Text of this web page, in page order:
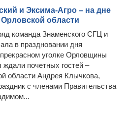
и Эксима-Агро – на дне
области
команда Знаменского СГЦ и
в праздновании дня
уголке Орловщины
почетных гостей –
области Андрея Клычкова,
с членами Правительства